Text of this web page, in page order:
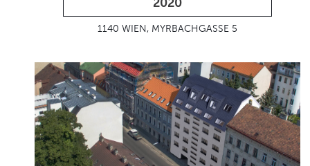
2020
1140 WIEN, MYRBACHGASSE 5